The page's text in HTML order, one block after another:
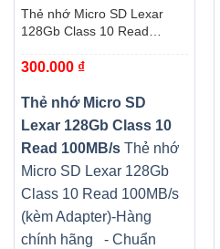
Thẻ nhớ Micro SD Lexar
128Gb Class 10 Read
300.000 ₫
Thẻ nhớ Micro SD
Lexar 128Gb Class 10
Read 100MB/sThẻ nhớ
Micro SD Lexar 128Gb
Class 10 Read 100MB/s
(kèm Adapter)-Hàng
chính hãng - Chuẩn